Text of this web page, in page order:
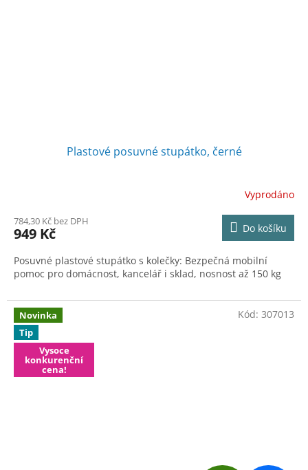
Plastové posuvné stupátko, černé
Vyprodáno
784,30 Kč bez DPH
949 Kč Do košíku
Posuvné plastové stupátko s kolečky: Bezpečná mobilní
pomoc pro domácnost, kancelář i sklad, nosnost až 150 kg
Novinka
Tip
Vysoce
konkurenční
cena!
Kód: 307013